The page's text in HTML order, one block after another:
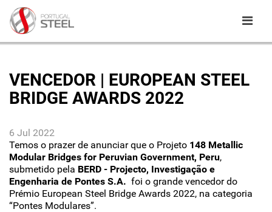
VENCEDOR | EUROPEAN STEEL
BRIDGE AWARDS 2022
6 Jul 2022
Temos o prazer de anunciar que o Projeto 148 Metallic
Modular Bridges for Peruvian Government, Peru,
submetido pela BERD - Projecto, Investigação e
Engenharia de Pontes S.A. foi o grande vencedor do
Prémio European Steel Bridge Awards 2022, na categoria
“Pontes Modulares”.